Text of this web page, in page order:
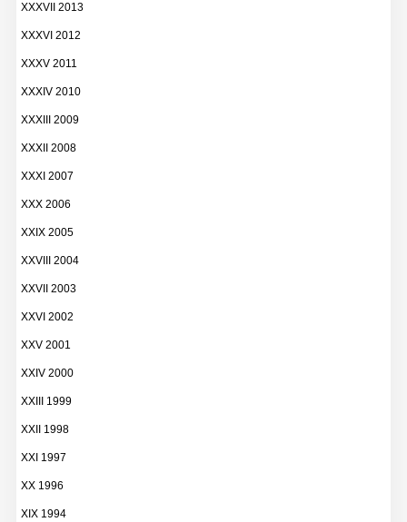
XXXVII 2013
XXXVI 2012
XXXV 2011
XXXIV 2010
XXXIII 2009
XXXII 2008
XXXI 2007
XXX 2006
XXIX 2005
XXVIII 2004
XXVII 2003
XXVI 2002
XXV 2001
XXIV 2000
XXIII 1999
XXII 1998
XXI 1997
XX 1996
XIX 1994